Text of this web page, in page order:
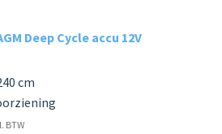
Deep Cycle accu 12V
cm
BTW